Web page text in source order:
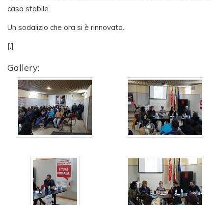
casa stabile.
Un sodalizio che ora si è rinnovato.
[:]
Gallery: